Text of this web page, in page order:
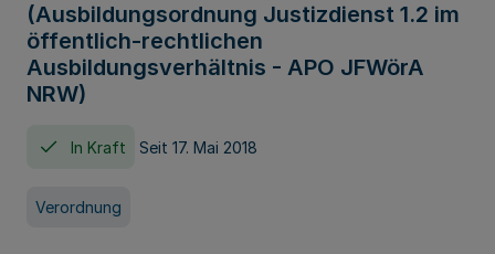
(Ausbildungsordnung Justizdienst 1.2 im
öffentlich-rechtlichen
Ausbildungsverhältnis - APO JFWörA
NRW)
In Kraft Seit 17. Mai 2018
Verordnung